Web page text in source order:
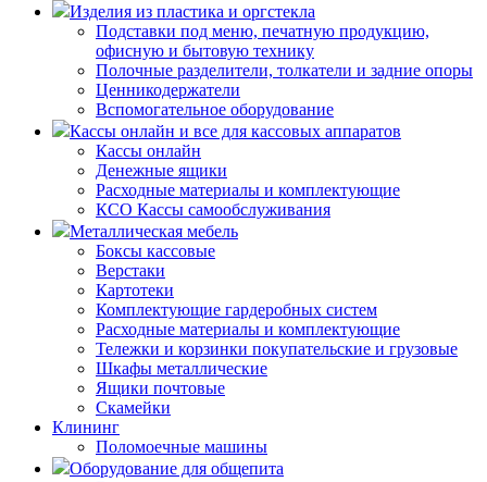
Изделия из пластика и оргстекла
Подставки под меню, печатную продукцию,
офисную и бытовую технику
Полочные разделители, толкатели и задние опоры
Ценникодержатели
Вспомогательное оборудование
Кассы онлайн и все для кассовых аппаратов
Кассы онлайн
Денежные ящики
Расходные материалы и комплектующие
КСО Кассы самообслуживания
Металлическая мебель
Боксы кассовые
Верстаки
Картотеки
Комплектующие гардеробных систем
Расходные материалы и комплектующие
Тележки и корзинки покупательские и грузовые
Шкафы металлические
Ящики почтовые
Скамейки
Клининг
Поломоечные машины
Оборудование для общепита